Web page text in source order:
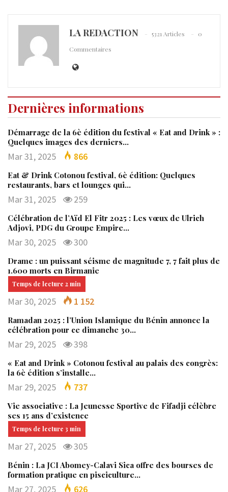
LA REDACTION 5321 Articles
0
Commentaires
Dernières informations
Démarrage de la 6è édition du festival « Eat and Drink » :
Quelques images des derniers…
Mar 31, 2025 866
Eat & Drink Cotonou festival, 6è édition: Quelques
restaurants, bars et lounges qui…
Mar 31, 2025 259
Célébration de l’Aïd El Fitr 2025 : Les vœux de Ulrich
Adjovi, PDG du Groupe Empire…
Mar 30, 2025 300
Drame : un puissant séisme de magnitude 7, 7 fait plus de
1.600 morts en Birmanie
Mar 30, 2025 1 152
Ramadan 2025 : l’Union Islamique du Bénin annonce la
célébration pour ce dimanche 30…
Mar 29, 2025 398
« Eat and Drink » Cotonou festival au palais des congrès:
la 6è édition s’installe…
Mar 29, 2025 737
Vie associative : La Jeunesse Sportive de Fifadji célèbre
ses 15 ans d’existence
Mar 27, 2025 305
Bénin : La JCI Abomey-Calavi Sica offre des bourses de
formation pratique en pisciculture…
Mar 27, 2025 626